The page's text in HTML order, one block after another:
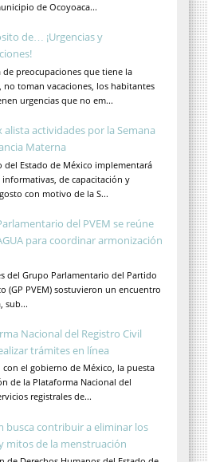
de Ocoyoaca...
de… ¡Urgencias y
de preocupaciones que tiene la
no toman vacaciones, los habitantes
urgencias que no em...
alista actividades por la Semana
Materna
del Estado de México implementará
informativas, de capacitación y
con motivo de la S...
del PVEM se reúne
para coordinar armonización
del Grupo Parlamentario del Partido
(GP PVEM) sostuvieron un encuentro
sub...
Nacional del Registro Civil
trámites en línea
con el gobierno de México, la puesta
de la Plataforma Nacional del
registrales de...
busca contribuir a eliminar los
mitos de la menstruación